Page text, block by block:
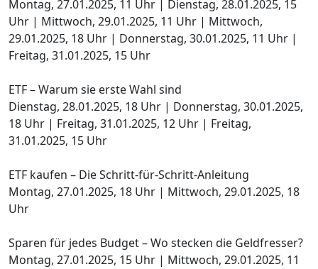
Montag, 27.01.2025, 11 Uhr | Dienstag, 28.01.2025, 15
Uhr | Mittwoch, 29.01.2025, 11 Uhr | Mittwoch,
29.01.2025, 18 Uhr | Donnerstag, 30.01.2025, 11 Uhr |
Freitag, 31.01.2025, 15 Uhr
ETF – Warum sie erste Wahl sind
Dienstag, 28.01.2025, 18 Uhr | Donnerstag, 30.01.2025,
18 Uhr | Freitag, 31.01.2025, 12 Uhr | Freitag,
31.01.2025, 15 Uhr
ETF kaufen – Die Schritt-für-Schritt-Anleitung
Montag, 27.01.2025, 18 Uhr | Mittwoch, 29.01.2025, 18
Uhr
Sparen für jedes Budget – Wo stecken die Geldfresser?
Montag, 27.01.2025, 15 Uhr | Mittwoch, 29.01.2025, 11